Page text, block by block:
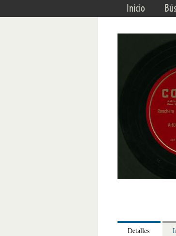
Inicio
Detalles